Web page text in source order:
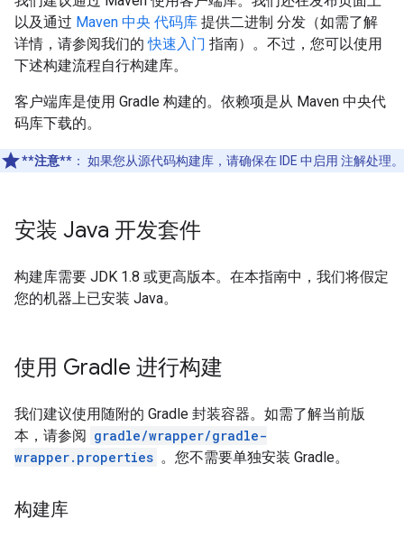
以及通过 Maven 中央 代码库 提供二进制 分发（如需了解
详情，请参阅我们的快速入门 指南）。不过，您可以使用
下述构建流程自行构建库。
客户端库是使用 Gradle 构建的。依赖项是从 Maven 中央代
码库下载的。
**注意** ： 如果您从源代码构建库，请确保在 IDE 中启用 注解处理。
安装 Java 开发套件
构建库需要 JDK 1.8 或更高版本。在本指南中，我们将假定
您的机器上已安装 Java。
使用 Gradle 进行构建
我们建议使用随附的 Gradle 封装容器。如需了解当前版
本，请参阅 gradle/wrapper/gradle-
wrapper.properties 。您不需要单独安装 Gradle。
构建库